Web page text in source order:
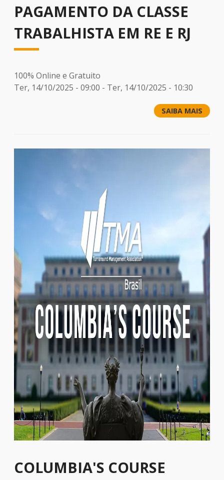
PAGAMENTO DA CLASSE
TRABALHISTA EM RE E RJ
100% Online e Gratuito
Ter, 14/10/2025 - 09:00 - Ter, 14/10/2025 - 10:30
SAIBA MAIS
COLUMBIA'S COURSE